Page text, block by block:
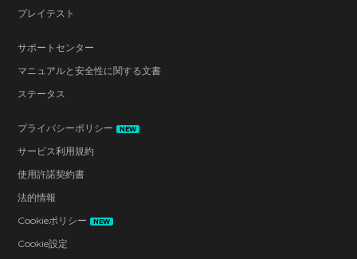
プレイテスト
サポートセンター
マニュアルと安全性に関する文書
ステータス
プライバシーポリシー NEW
サービス利用規約
使用許諾契約書
法的情報
Cookieポリシー
NEW
Cookie設定